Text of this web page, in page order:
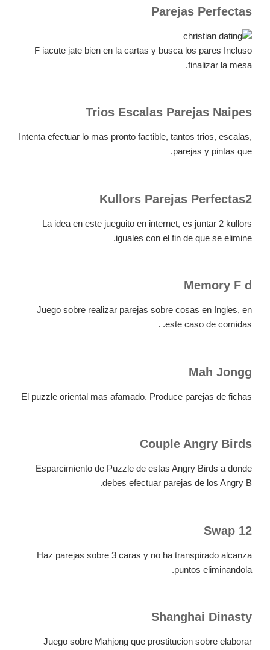
Parejas Perfectas
F iacute jate bien en la cartas y busca los pares Incluso
finalizar la mesa.
Trios Escalas Parejas Naipes
Intenta efectuar lo mas pronto factible, tantos trios, escalas,
parejas y pintas que.
Kullors Parejas Perfectas2
La idea en este jueguito en internet, es juntar 2 kullors
iguales con el fin de que se elimine.
Memory F d
Juego sobre realizar parejas sobre cosas en Ingles, en
este caso de comidas. .
Mah Jongg
El puzzle oriental mas afamado. Produce parejas de fichas
Couple Angry Birds
Esparcimiento de Puzzle de estas Angry Birds a donde
debes efectuar parejas de los Angry B.
12 Swap
Haz parejas sobre 3 caras y no ha transpirado alcanza
puntos eliminandola.
Shanghai Dinasty
Juego sobre Mahjong que prostitucion sobre elaborar